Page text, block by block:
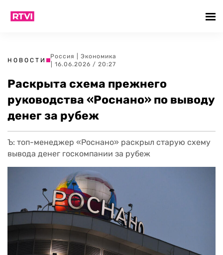
НОВОСТИ
Россия
Экономика
| 16.06.2026 / 20:27
Раскрыта схема прежнего
руководства «Роснано» по выводу
денег за рубеж
Ъ: топ-менеджер «Роснано» раскрыл старую схему
вывода денег госкомпании за рубеж